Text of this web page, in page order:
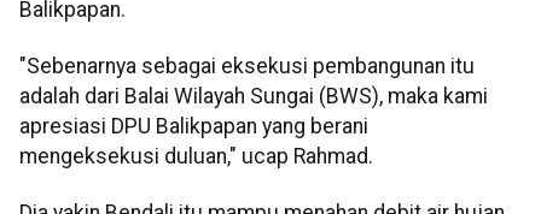
Balikpapan.
"Sebenarnya sebagai eksekusi pembangunan itu
adalah dari Balai Wilayah Sungai (BWS), maka kami
apresiasi DPU Balikpapan yang berani
mengeksekusi duluan," ucap Rahmad.